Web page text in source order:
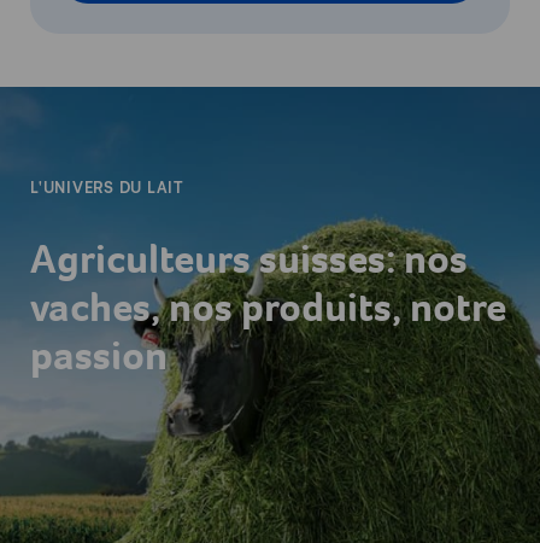
L'UNIVERS DU LAIT
Agriculteurs suisses: nos
vaches, nos produits, notre
passion